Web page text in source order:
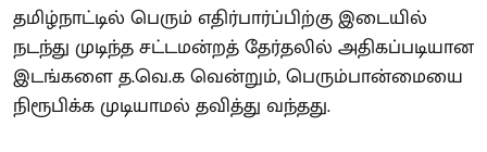
தமிழ்நாட்டில் பெரும் எதிர்பார்ப்பிற்கு இடையில்
நடந்து முடிந்த சட்டமன்றத் தேர்தலில் அதிகப்படியான
இடங்களை த.வெ.க வென்றும், பெரும்பான்மையை
நிரூபிக்க முடியாமல் தவித்து வந்தது.